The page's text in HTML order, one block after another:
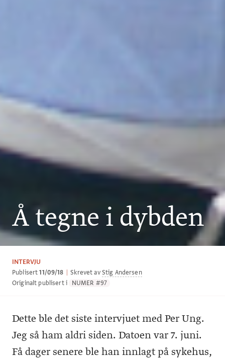
Å tegne i dybden
INTERVJU
Publisert11/09/18 Skrevet avStig Andersen
Originalt publisert i
NUMER #97
Dette ble det siste intervjuet med Per Ung.
Jeg så ham aldri siden. Datoen var 7. juni.
Få dager senere ble han innlagt på sykehus,